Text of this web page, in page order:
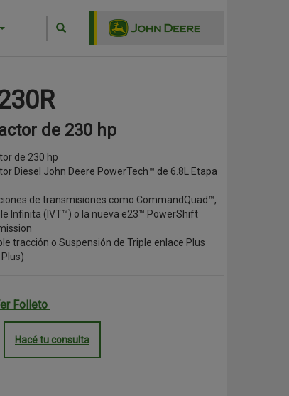
SearchBuscar
de 230 hp
de 230 hp
Diesel John Deere PowerTech™ de 6.8L Etapa
de transmisiones como CommandQuad™,
Infinita (IVT™) o la nueva e23™ PowerShift
tracción o Suspensión de Triple enlace Plus
Folleto
Hacé tu consulta